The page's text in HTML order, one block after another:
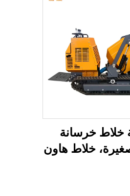
خلاط خرسانة
خلاط هاون